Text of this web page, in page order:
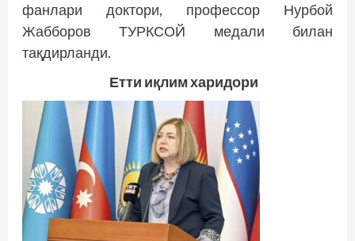
фанлари доктори, профессор Нурбой
Жабборов ТУРКСОЙ медали билан
тақдирланди.
Етти иқлим харидори